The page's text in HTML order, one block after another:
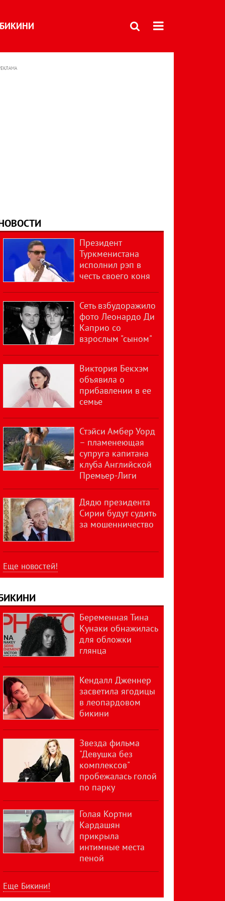
БИКИНИ
Президент
Туркменистана
исполнил рэп в
честь своего коня
Сеть взбудоражило
фото Леонардо Ди
Каприо со
взрослым "сыном"
Виктория Бекхэм
объявила о
прибавлении в ее
семье
Стэйси Амбер Уорд
– пламенеющая
супруга капитана
клуба Английской
Премьер-Лиги
Дядю президента
Сирии будут судить
за мошенничество
Еще новостей!
Беременная Тина
Кунаки обнажилась
для обложки
глянца
Кендалл Дженнер
засветила ягодицы
в леопардовом
бикини
Звезда фильма
"Девушка без
комплексов"
пробежалась голой
по парку
Голая Кортни
Кардашян
прикрыла
интимные места
пеной
Еще Бикини!